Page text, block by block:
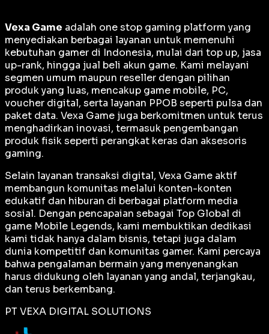
Vexa Game adalah one stop gaming platform yang
menyediakan berbagai layanan untuk memenuhi
kebutuhan gamer di Indonesia, mulai dari top up, jasa
up-rank, hingga jual beli akun game. Kami melayani
segmen umum maupun reseller dengan pilihan
produk yang luas, mencakup game mobile, PC,
voucher digital, serta layanan PPOB seperti pulsa dan
paket data. Vexa Game juga berkomitmen untuk terus
menghadirkan inovasi, termasuk pengembangan
produk fisik seperti perangkat keras dan aksesoris
gaming.
Selain layanan transaksi digital, Vexa Game aktif
membangun komunitas melalui konten-konten
edukatif dan hiburan di berbagai platform media
sosial. Dengan pencapaian sebagai Top Global di
game Mobile Legends, kami membuktikan dedikasi
kami tidak hanya dalam bisnis, tetapi juga dalam
dunia kompetitif dan komunitas gamer. Kami percaya
bahwa pengalaman bermain yang menyenangkan
harus didukung oleh layanan yang andal, terjangkau,
dan terus berkembang.
PT VEXA DIGITAL SOLUTIONS